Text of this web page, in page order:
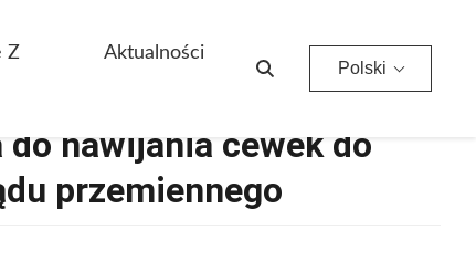
Z
Aktualności
Polski
nawijania cewek do
przemiennego